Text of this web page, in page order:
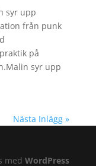
syr upp
från punk
på
syr upp
Nästa Inlägg »
med WordPress